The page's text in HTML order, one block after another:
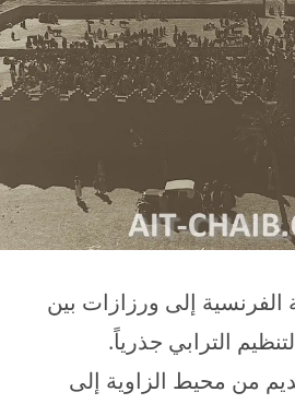
الفرنسية إلى ورزازات بين
من محيط الزاوية إلى